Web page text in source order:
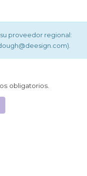
proveedor regional:
@deesign.com).
obligatorios.